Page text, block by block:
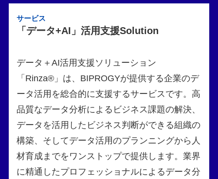
サービス
「データ+AI」活用支援Solution
データ＋AI活用支援ソリューション
「Rinza®」は、BIPROGYが提供する企業のデ
ータ活用を総合的に支援するサービスです。高
品質なデータ分析によるビジネス課題の解決、
データを活用したビジネス判断ができる組織の
構築、そしてデータ活用のプランニングから人
材育成までをワンストップで提供します。業界
に精通したプロフェッショナルによるデータ分